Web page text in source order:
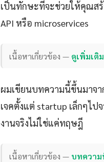
เป็นทักษะที่จะช่วยให้คุณส
API หรือ microservices
เนื้อหาเกี่ยวข้อง — ดูเพิ่มเติ
ผมเขียนบทความนี้ขึ้นมาจ
เจคตั้งแต่ startup เล็กๆไ
งานจริงไม่ใช่แค่ทฤษฎี
เนื้อหาเกี่ยวข้อง — บทความ